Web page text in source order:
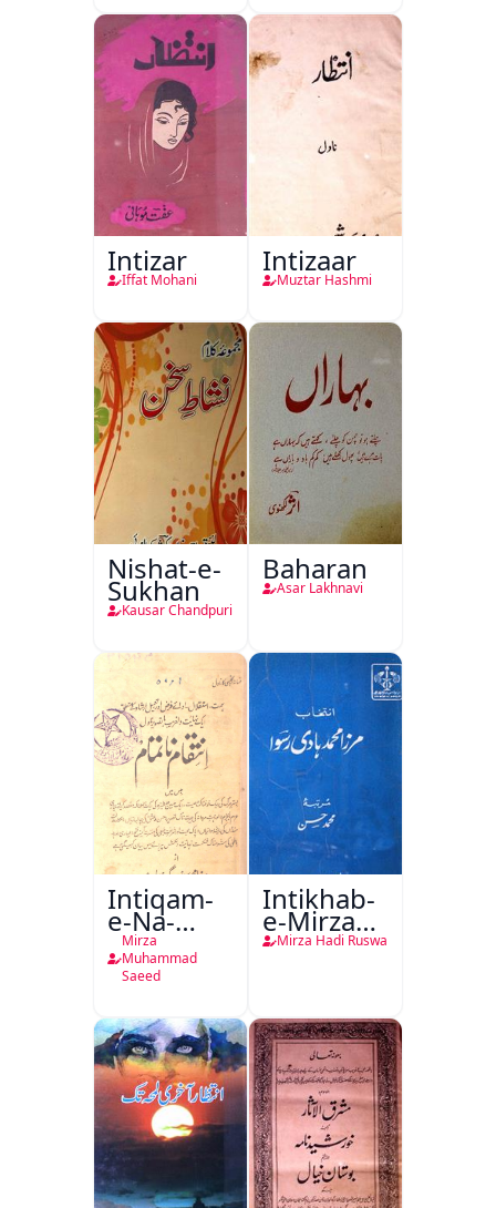
Intizar
Iffat Mohani
Intizaar
Muztar Hashmi
Nishat-e-
Sukhan
Kausar Chandpuri
Baharan
Asar Lakhnavi
Intiqam-
e-Na-
Tamam
Mirza
Muhammad
Saeed
Intikhab-
e-Mirza
Hadi
Mirza Hadi Ruswa